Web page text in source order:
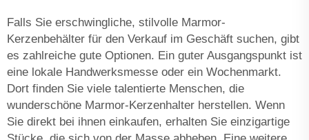
Falls Sie erschwingliche, stilvolle Marmor-
Kerzenbehälter für den Verkauf im Geschäft suchen, gibt
es zahlreiche gute Optionen. Ein guter Ausgangspunkt ist
eine lokale Handwerksmesse oder ein Wochenmarkt.
Dort finden Sie viele talentierte Menschen, die
wunderschöne Marmor-Kerzenhalter herstellen. Wenn
Sie direkt bei ihnen einkaufen, erhalten Sie einzigartige